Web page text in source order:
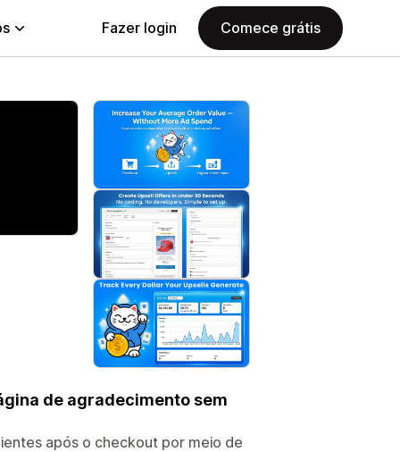
Fazer login Comece grátis
de agradecimento sem
após o checkout por meio de